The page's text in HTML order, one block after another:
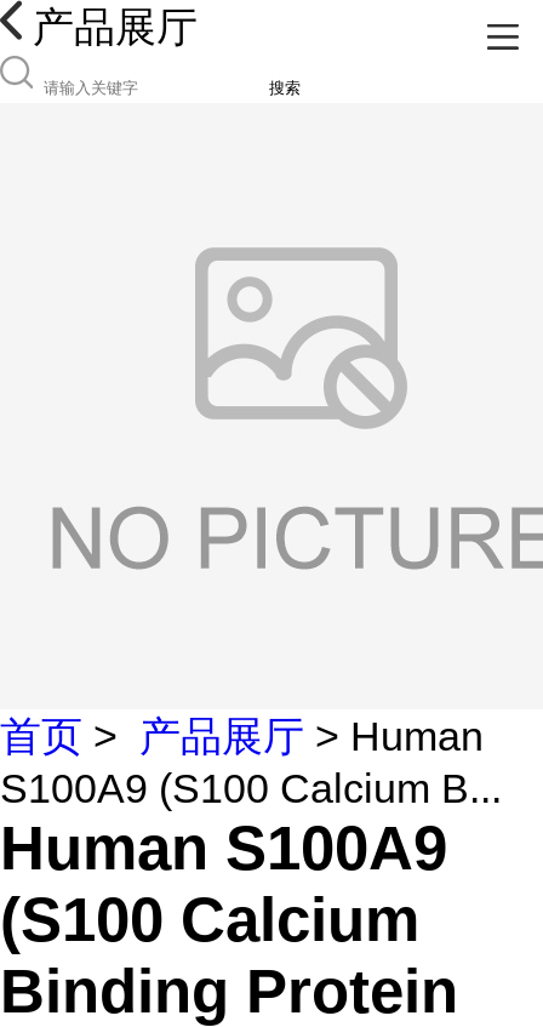
产品展厅
搜索
首页 > 产品展厅 > Human
S100A9 (S100 Calcium B...
Human S100A9
(S100 Calcium
Binding Protein